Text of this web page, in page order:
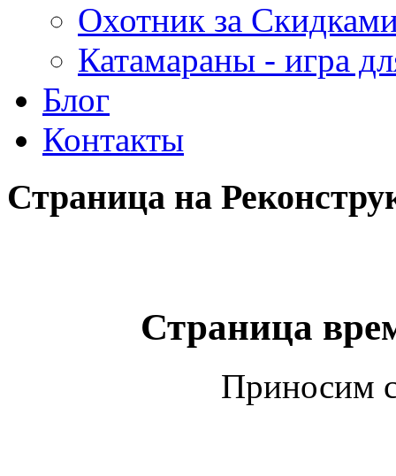
Охотник за
Катамараны - игра
Блог
Контакты
Страница на
Страница
Приносим